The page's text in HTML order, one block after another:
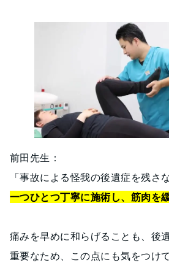
前田先生：
「事故による怪我の後遺症を残さ
一つひとつ丁寧に施術し、筋肉を
痛みを早めに和らげることも、後
重要なため、この点にも気をつけ